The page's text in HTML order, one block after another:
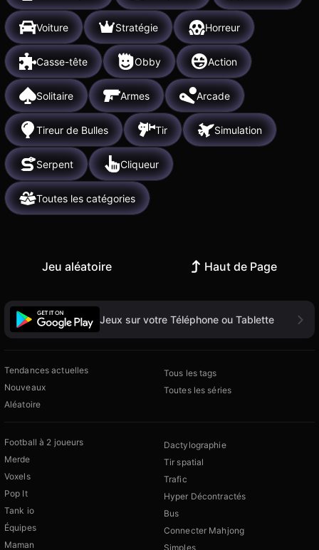
Voiture Stratégie Horreur
Casse-tête Obby Action
Solitaire Armes Arcade
Tireur de Bulles Tir Simulation
Serpent Cliqueur
Toutes les catégories
Jeu aléatoire Haut de Page
Jeux sur votre Téléphone ou Tablette
Tendances actuelles
Nouveaux
Aléatoire
Tous les tags
Toutes les séries
Football à 2 joueurs
Merde
Voxels
Pop It
Tank io
Équipes
Maman
Dactylographie
Tir spatial
Trafic
Hyper Décontractés
Bus
Connecter Mahjong
Simples